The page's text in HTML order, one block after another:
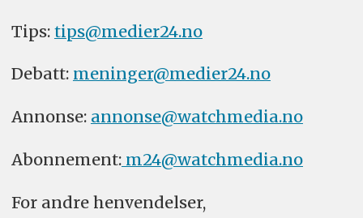
Tips: tips@medier24.no
Debatt: meninger@medier24.no
Annonse: annonse@watchmedia.no
Abonnement:m24@watchmedia.no
For andre henvendelser,